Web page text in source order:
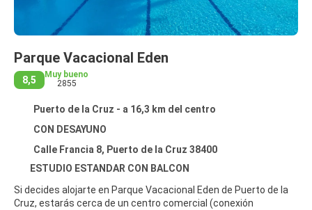
Parque Vacacional Eden
8,5
Muy bueno
2855
Puerto de la Cruz - a 16,3 km del centro
CON DESAYUNO
Calle Francia 8, Puerto de la Cruz 38400
ESTUDIO ESTANDAR CON BALCON
Si decides alojarte en Parque Vacacional Eden de Puerto de la
Cruz, estarás cerca de un centro comercial (conexión